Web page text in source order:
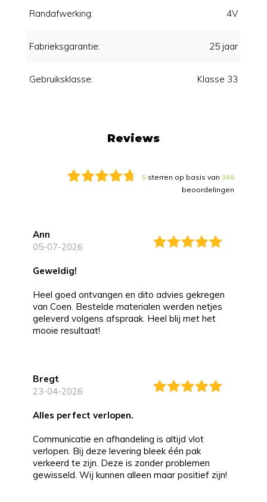
Randafwerking: 4V
Fabrieksgarantie: 25 jaar
Gebruiksklasse: Klasse 33
Reviews
5 sterren op basis van 346
beoordelingen
Ann
05-07-2026
Geweldig!
Heel goed ontvangen en dito advies gekregen
van Coen. Bestelde materialen werden netjes
geleverd volgens afspraak. Heel blij met het
mooie resultaat!
Bregt
23-04-2026
alles perfect verlopen.
Communicatie en afhandeling is altijd vlot
verlopen. Bij deze levering bleek één pak
verkeerd te zijn. Deze is zonder problemen
gewisseld. Wij kunnen alleen maar positief zijn!